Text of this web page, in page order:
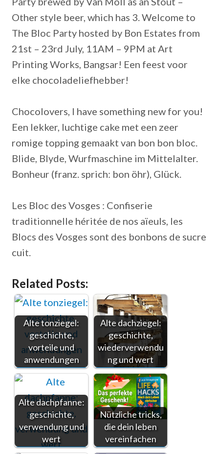
Other style beer, which has 3. Welcome to
The Bloc Party hosted by Bon Estates from
21st – 23rd July, 11AM – 9PM at Art
Printing Works, Bangsar! Een feest voor
elke chocoladeliefhebber!
Chocolovers, I have something new for you!
Een lekker, luchtige cake met een zeer
romige topping gemaakt van bon bon bloc.
Blide, Blyde, Wurfmaschine im Mittelalter.
Bonheur (franz. sprich: bon öhr), Glück.
Les Bloc des Vosges : Confiserie
traditionnelle héritée de nos aïeuls, les
Blocs des Vosges sont des bonbons de sucre
cuit.
Related Posts:
Alte tonziegel:
geschichte,
vorteile und
anwendungen
Alte dachziegel:
geschichte,
wiederverwendu
ng und wert
Alte dachpfanne:
geschichte,
verwendung und
wert
Nützliche tricks,
die dein leben
vereinfachen